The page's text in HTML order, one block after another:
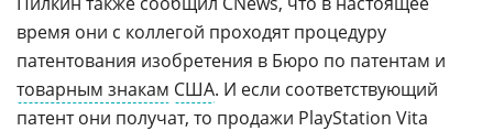
время они с коллегой проходят процедуру
патентования изобретения в Бюро по патентам и
товарным знакам США. И если соответствующий
патент они получат, то продажи PlayStation Vita